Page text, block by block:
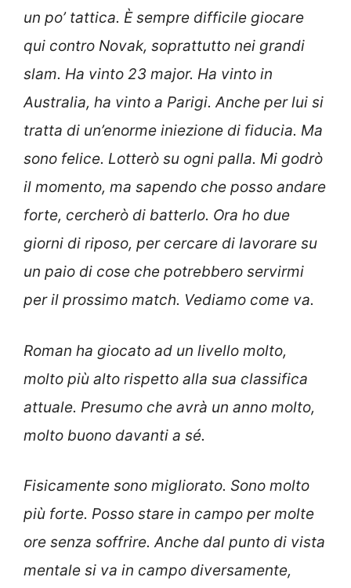
un po’ tattica. È sempre difficile giocare
qui contro Novak, soprattutto nei grandi
slam. Ha vinto 23 major. Ha vinto in
Australia, ha vinto a Parigi. Anche per lui si
tratta di un’enorme iniezione di fiducia. Ma
sono felice. Lotterò su ogni palla. Mi godrò
il momento, ma sapendo che posso andare
forte, cercherò di batterlo. Ora ho due
giorni di riposo, per cercare di lavorare su
un paio di cose che potrebbero servirmi
per il prossimo match. Vediamo come va.
Roman ha giocato ad un livello molto,
molto più alto rispetto alla sua classifica
attuale. Presumo che avrà un anno molto,
molto buono davanti a sé.
Fisicamente sono migliorato. Sono molto
più forte. Posso stare in campo per molte
ore senza soffrire. Anche dal punto di vista
mentale si va in campo diversamente,